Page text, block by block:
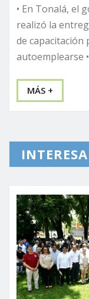
• En Tonalá, el
realizó la
de capacitación
autoemplearse
MÁS +